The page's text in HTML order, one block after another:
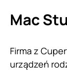
Mac
Firma z
urządzeń